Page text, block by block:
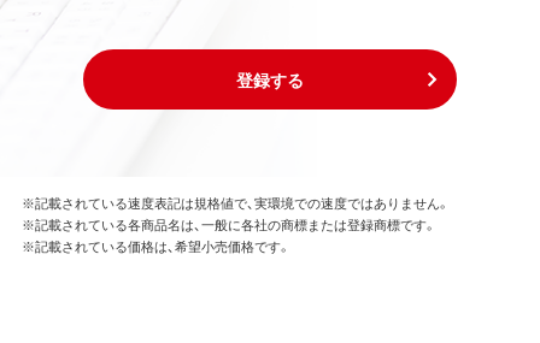
登録する
※記載されている速度表記は規格値で、実環境での速度ではありません。
※記載されている各商品名は、一般に各社の商標または登録商標です。
※記載されている価格は、希望小売価格です。